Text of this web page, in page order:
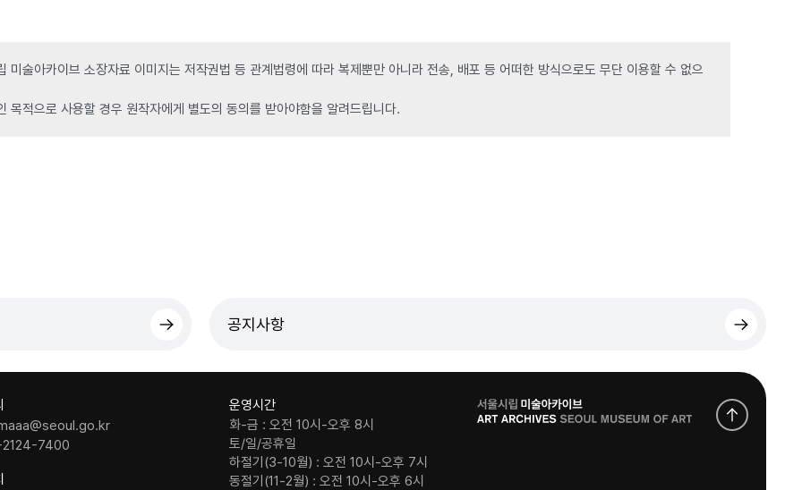
미술아카이브 소장자료 이미지는 저작권법 등 관계법령에 따라 복제뿐만 아니라 전송, 배포 등 어떠한 방식으로도 무단 이용할 수 없으
목적으로 사용할 경우 원작자에게 별도의 동의를 받아야함을 알려드립니다.
공지사항
7400
운영시간
화-금 : 오전 10시-오후 8시
토/일/공휴일
하절기(3-10월) : 오전 10시-오후 7시
동절기(11-2월) : 오전 10시-오후 6시
로
고